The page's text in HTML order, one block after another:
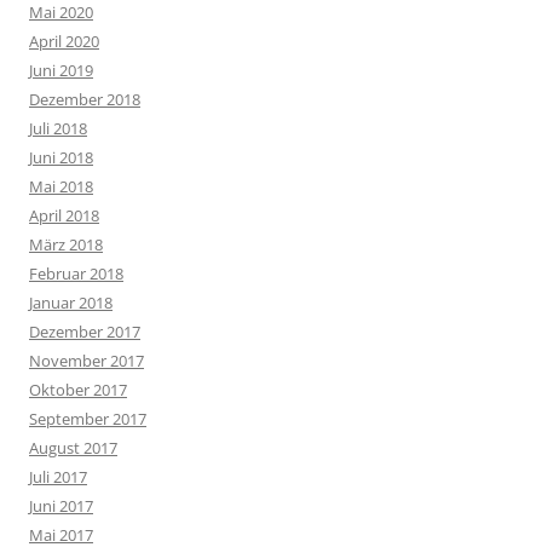
Mai 2020
April 2020
Juni 2019
Dezember 2018
Juli 2018
Juni 2018
Mai 2018
April 2018
März 2018
Februar 2018
Januar 2018
Dezember 2017
November 2017
Oktober 2017
September 2017
August 2017
Juli 2017
Juni 2017
Mai 2017